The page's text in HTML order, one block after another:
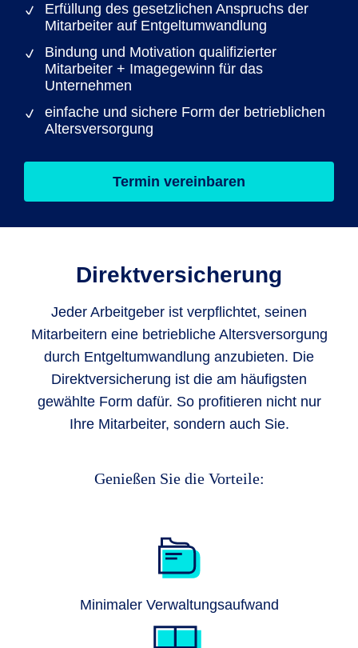
Erfüllung des gesetzlichen Anspruchs der
Mitarbeiter auf Entgeltumwandlung
Bindung und Motivation qualifizierter
Mitarbeiter + Imagegewinn für das
Unternehmen
einfache und sichere Form der betrieblichen
Altersversorgung
Termin vereinbaren
Direktversicherung
Jeder Arbeitgeber ist verpflichtet, seinen
Mitarbeitern eine betriebliche Altersversorgung
durch Entgeltumwandlung anzubieten. Die
Direktversicherung ist die am häufigsten
gewählte Form dafür. So profitieren nicht nur
Ihre Mitarbeiter, sondern auch Sie.
Genießen Sie die Vorteile:
Minimaler Verwaltungsaufwand